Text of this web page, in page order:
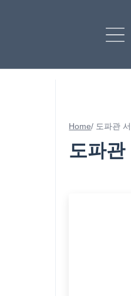
Home/ 도파관
도파